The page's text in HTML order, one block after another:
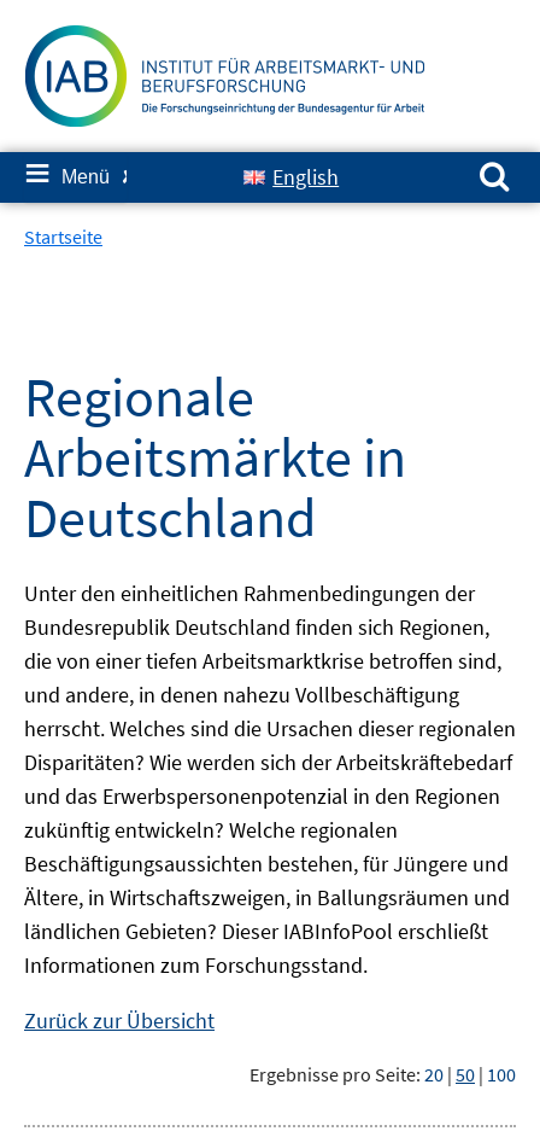
zum
Inhalt
≡ Menü ✘ English
Suchen nach:
Startseite
Regionale
Arbeitsmärkte in
Deutschland
Unter den einheitlichen Rahmenbedingungen der
Bundesrepublik Deutschland finden sich Regionen,
die von einer tiefen Arbeitsmarktkrise betroffen sind,
und andere, in denen nahezu Vollbeschäftigung
herrscht. Welches sind die Ursachen dieser regionalen
Disparitäten? Wie werden sich der Arbeitskräftebedarf
und das Erwerbspersonenpotenzial in den Regionen
zukünftig entwickeln? Welche regionalen
Beschäftigungsaussichten bestehen, für Jüngere und
Ältere, in Wirtschaftszweigen, in Ballungsräumen und
ländlichen Gebieten? DieserIABInfoPool erschließt
Informationen zum Forschungsstand.
Zurück zur Übersicht
Ergebnisse pro Seite: 20 | 50 | 100